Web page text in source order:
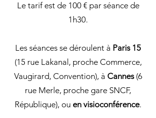
Le tarif est de 100 € par séance de
1h30.
Les séances se déroulent à Paris 15
(15 rue Lakanal, proche Commerce,
Vaugirard, Convention), à Cannes(6
rue Merle, proche gare SNCF,
République), ou en visioconférence.